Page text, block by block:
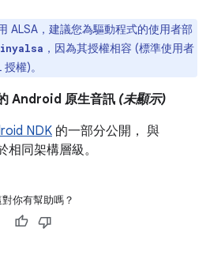
ALSA，建議您為驅動程式的使用者部
，因為其授權相容 (標準使用者
權)。
Android 原生音訊 (未顯示)
NDK 的一部分公開， 與
相同架構層級。
你有幫助嗎？